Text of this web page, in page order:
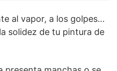
al vapor, a los golpes…
solidez de tu pintura de